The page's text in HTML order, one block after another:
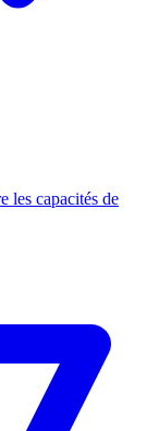
les capacités de